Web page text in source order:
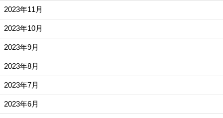
2023年11月
2023年10月
2023年9月
2023年8月
2023年7月
2023年6月